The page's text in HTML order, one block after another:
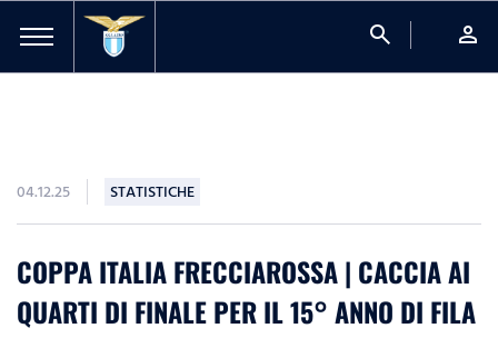
search person
04.12.25 STATISTICHE
COPPA ITALIA FRECCIAROSSA | CACCIA AI
QUARTI DI FINALE PER IL 15° ANNO DI FILA